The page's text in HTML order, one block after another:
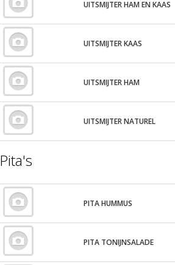
UITSMIJTER HAM EN KAAS
UITSMIJTER KAAS
UITSMIJTER HAM
UITSMIJTER NATUREL
Pita's
PITA HUMMUS
PITA TONIJNSALADE